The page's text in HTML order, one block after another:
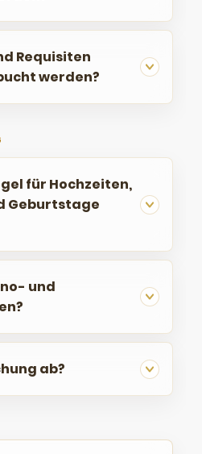
Requisiten
werden?
für Hochzeiten,
Geburtstage
und
ab?